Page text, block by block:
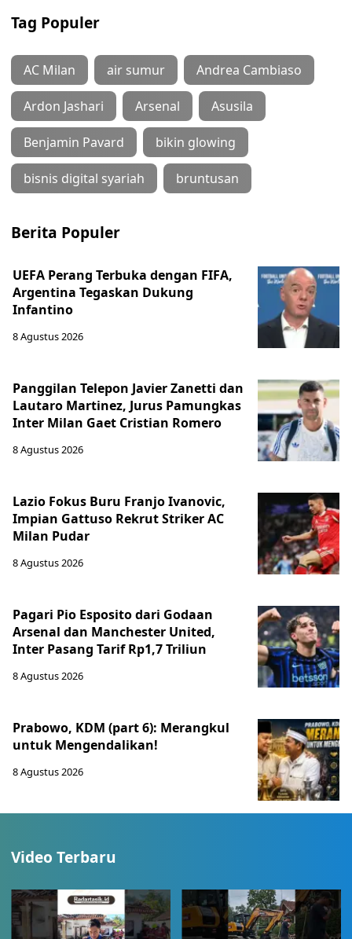
Tag Populer
AC Milan air sumur Andrea Cambiaso
Ardon Jashari Arsenal Asusila
Benjamin Pavard bikin glowing
bisnis digital syariah bruntusan
Berita Populer
UEFA Perang Terbuka dengan FIFA,
Argentina Tegaskan Dukung
Infantino
8 Agustus 2026
Panggilan Telepon Javier Zanetti dan
Lautaro Martinez, Jurus Pamungkas
Inter Milan Gaet Cristian Romero
8 Agustus 2026
Lazio Fokus Buru Franjo Ivanovic,
Impian Gattuso Rekrut Striker AC
Milan Pudar
8 Agustus 2026
Pagari Pio Esposito dari Godaan
Arsenal dan Manchester United,
Inter Pasang Tarif Rp1,7 Triliun
8 Agustus 2026
Prabowo, KDM (part 6): Merangkul
untuk Mengendalikan!
8 Agustus 2026
Video Terbaru